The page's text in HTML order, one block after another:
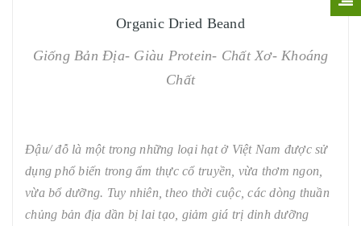
Organic Dried Beand
Giống Bản Địa- Giàu Protein- Chất Xơ- Khoáng
Chất
Đậu/ đỗ là một trong những loại hạt ở Việt Nam được sử
dụng phổ biến trong ẩm thực cổ truyền, vừa thơm ngon,
vừa bổ dưỡng. Tuy nhiên, theo thời cuộc, các dòng thuần
chủng bản địa dần bị lai tạo, giảm giá trị dinh dưỡng